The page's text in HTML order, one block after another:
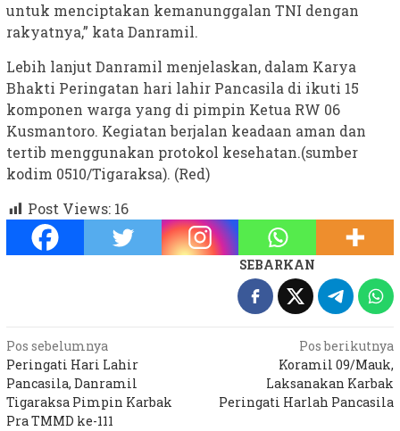
untuk menciptakan kemanunggalan TNI dengan
rakyatnya,” kata Danramil.
Lebih lanjut Danramil menjelaskan, dalam Karya
Bhakti Peringatan hari lahir Pancasila di ikuti 15
komponen warga yang di pimpin Ketua RW 06
Kusmantoro. Kegiatan berjalan keadaan aman dan
tertib menggunakan protokol kesehatan.(sumber
kodim 0510/Tigaraksa). (Red)
Post Views: 16
SEBARKAN
Navigasi
pos
Pos sebelumnya
Peringati Hari Lahir
Pancasila, Danramil
Tigaraksa Pimpin Karbak
Pra TMMD ke-111
Pos berikutnya
Koramil 09/Mauk,
Laksanakan Karbak
Peringati Harlah Pancasila